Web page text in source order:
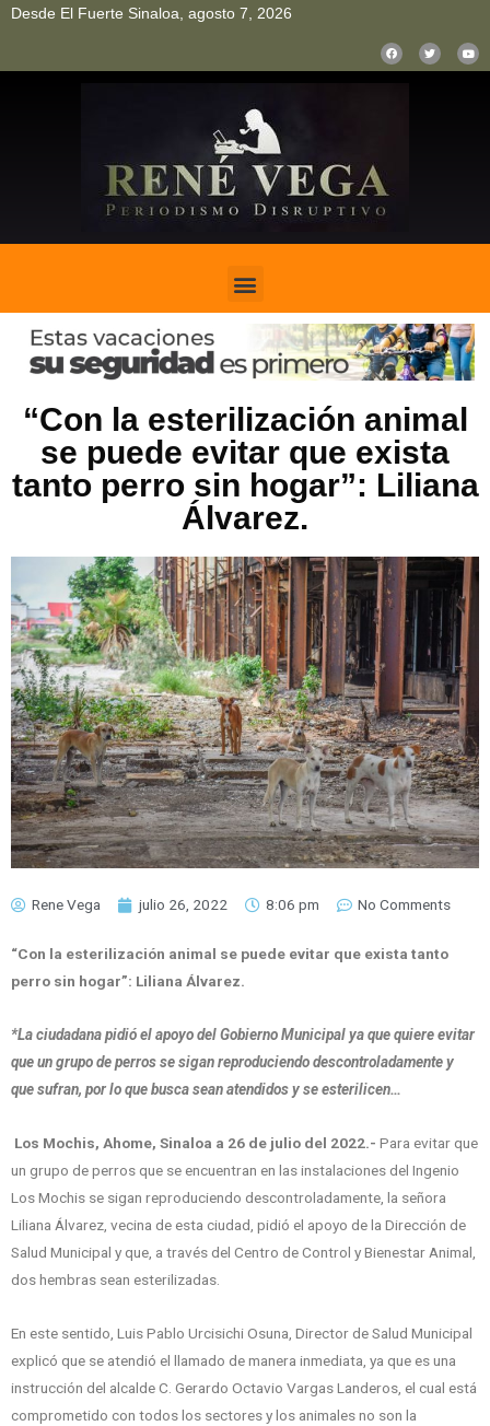
Desde El Fuerte Sinaloa, agosto 7, 2026
“Con la esterilización animal
se puede evitar que exista
tanto perro sin hogar”: Liliana
Álvarez.
Rene Vega julio 26, 2022 8:06 pm No Comments
“Con la esterilización animal se puede evitar que exista tanto
perro sin hogar”: Liliana Álvarez.
*La ciudadana pidió el apoyo del Gobierno Municipal ya que quiere evitar
que un grupo de perros se sigan reproduciendo descontroladamente y
que sufran, por lo que busca sean atendidos y se esterilicen…
Los Mochis, Ahome, Sinaloa a 26 de julio del 2022.- Para evitar que
un grupo de perros que se encuentran en las instalaciones del Ingenio
Los Mochis se sigan reproduciendo descontroladamente, la señora
Liliana Álvarez, vecina de esta ciudad, pidió el apoyo de la Dirección de
Salud Municipal y que, a través del Centro de Control y Bienestar Animal,
dos hembras sean esterilizadas.
En este sentido, Luis Pablo Urcisichi Osuna, Director de Salud Municipal
explicó que se atendió el llamado de manera inmediata, ya que es una
instrucción del alcalde C. Gerardo Octavio Vargas Landeros, el cual está
comprometido con todos los sectores y los animales no son la